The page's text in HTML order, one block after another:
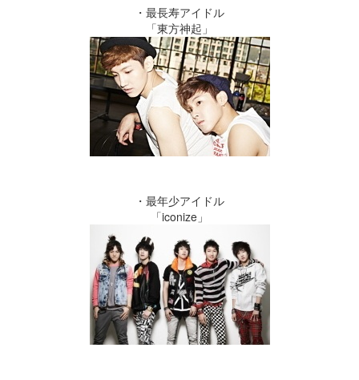
・最長寿アイドル
「東方神起」
・最年少アイドル
「iconize」